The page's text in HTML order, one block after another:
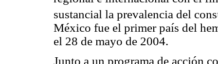
sustancial la prevalencia del
México fue el primer país del
el 28 de mayo de 2004.
Junto a un programa de acción